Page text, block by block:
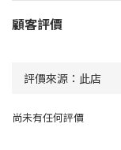
顧客評價
尚未有任何評價